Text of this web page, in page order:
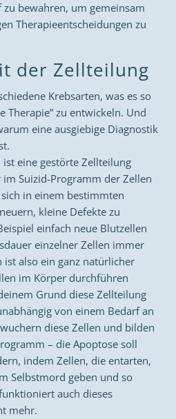
bewahren, um gemeinsam
Therapieentscheidungen zu
der Zellteilung
Krebsarten, was es so
Therapie” zu entwickeln. Und
eine ausgiebige Diagnostik
eine gestörte Zellteilung
Suizid-Programm der Zellen
in einem bestimmten
kleine Defekte zu
einfach neue Blutzellen
einzelner Zellen immer
also ein ganz natürlicher
im Körper durchführen
Grund diese Zellteilung
von einem Bedarf an
diese Zellen und bilden
– die Apoptose soll
indem Zellen, die entarten,
Selbstmord geben und so
auch dieses
mehr.